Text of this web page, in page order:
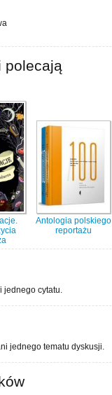
polecają
Antologia polskiego
reportażu
jednego cytatu.
jednego tematu dyskusji.